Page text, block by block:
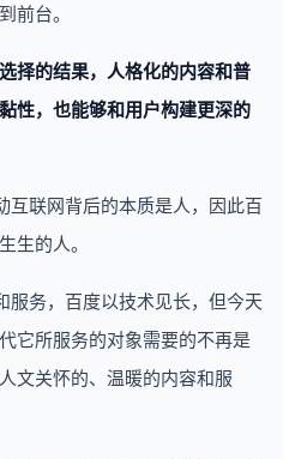
前台。
择的结果，人格化的内容和普
性，也能够和用户构建更深的
互联网背后的本质是人，因此百
生的人。
服务，百度以技术见长，但今天
它所服务的对象需要的不再是
文关怀的、温暖的内容和服